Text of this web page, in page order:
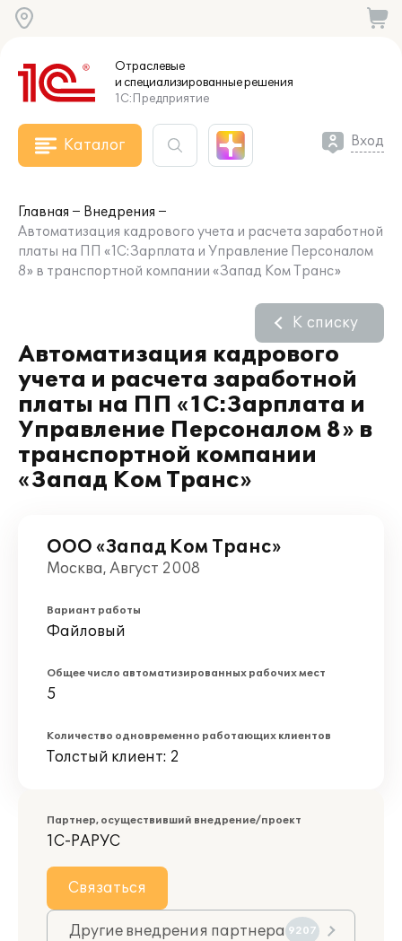
Отраслевые
и специализированныерешения
1С:Предприятие
Каталог Вход
Главная
Внедрения
Автоматизация кадрового учета и расчета заработной
платы на ПП «1С:Зарплата и Управление Персоналом
8» в транспортной компании «Запад Ком Транс»
Автоматизация кадрового
учета и расчета заработной
платы на ПП «1С:Зарплата и
Управление Персоналом 8» в
транспортной компании
«Запад Ком Транс»
К списку
ООО «Запад Ком Транс»
Москва, Август 2008
Вариант работы
Файловый
Общее число автоматизированных рабочих мест
5
Количество одновременно работающих клиентов
Толстый клиент: 2
Партнер, осуществивший внедрение/проект
1С-РАРУС
Связаться
Другие внедрения партнера 9207